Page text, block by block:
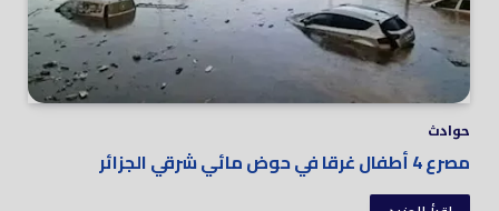
حوادث
مصرع 4 أطفال غرقا في حوض مائي شرقي الجزائر